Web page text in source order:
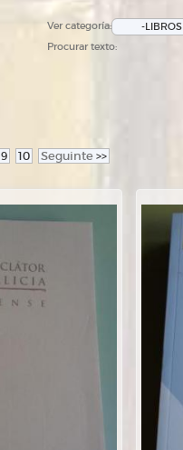
Ver categoría:
Procurar texto:
9 10 Seguinte >>